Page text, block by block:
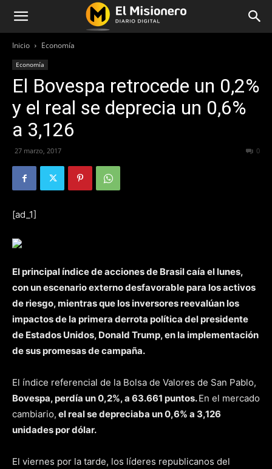
Inicio Economía
Economía
El Bovespa retrocede un 0,2%
y el real se deprecia un 0,6%
a 3,126
27 marzo, 2017 0
[ad_1]
El principal índice de acciones de Brasil caía el lunes,
con un escenario externo desfavorable para los activos
de riesgo, mientras que los inversores reevalúan los
impactos de la primera derrota política del presidente
de Estados Unidos, Donald Trump, en la implementación
de sus promesas de campaña.
El índice referencial de la Bolsa de Valores de San Pablo,
Bovespa, perdía un 0,2%, a 63.661 puntos.En el mercado
cambiario, el real se depreciaba un 0,6% a 3,126
unidades por dólar.
El viernes por la tarde, los líderes republicanos del